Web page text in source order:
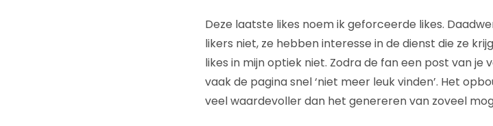
Deze laatste likes noem ik geforceerde likes.
likers niet, ze hebben interesse in de dienst die ze
likes in mijn optiek niet. Zodra de fan een post van je
vaak de pagina snel ‘niet meer leuk vinden’. Het
veel waardevoller dan het genereren van zoveel